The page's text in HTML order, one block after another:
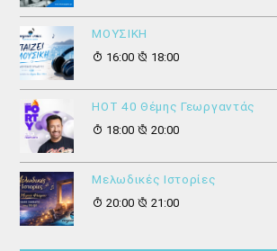
ΜΟΥΣΙΚΗ
16:00
18:00
HOT 40 Θέμης Γεωργαντάς
18:00
20:00
Μελωδικές Ιστορίες
20:00
21:00